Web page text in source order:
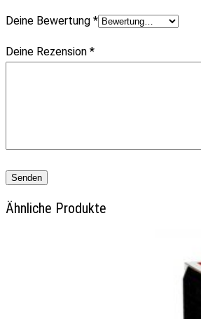
Deine Bewertung *
Deine Rezension *
Ähnliche Produkte